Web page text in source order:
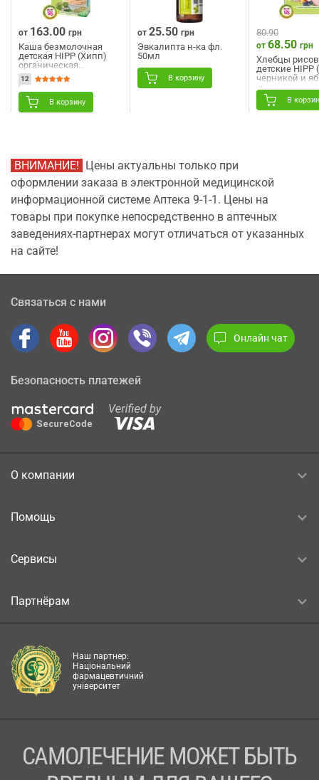
от 163.00 грн
Каша безмолочная
детская HIPP (Хипп)
органическая
Гречневая 200 г
12
В корзину
от 25.50 грн
Эвкалипта н-ка фл.
50мл
В корзину
80.90
от 68.50 грн
Хлебцы
детские HIPP
черникой и
В
ВНИМАНИЕ!
Цены актуальны только при
оформлении заказа в электронной медицинской
информационной системе Аптека 9-1-1. Цены на
товары при покупке непосредственно в аптечных
заведениях-партнерах могут отличаться от указанных
на сайте!
Связаться с нами
Онлайн чат
Безопасность платежей
О компании
Помощь
Сервисы
Партнёрам
Наш партнер:
Національний
фармацевтичний
університет
САМОЛЕЧЕНИЕ МОЖЕТ БЫТЬ